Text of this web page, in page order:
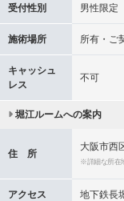
受付性別 男性限定
施術場所 所有・ご
キャッシュ
レス
不可
堀江ルームへの案内
住 所
大阪市西
※詳細な所在
アクセス 地下鉄長